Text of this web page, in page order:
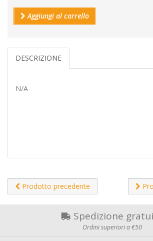
Aggiungi al carrello
DESCRIZIONE
N/A
Prodotto precedente
Spedizione
Ordini superiori a €50